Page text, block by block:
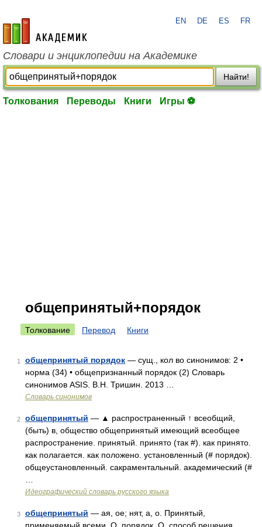
academic.ru
EN DE ES FR
Словари и энциклопедии на Академике
Найти!
Толкования Переводы Книги Игры ⚽
общепринятый+порядок
Толкование Перевод Книги
1 общепринятый порядок — сущ., кол во синонимов: 2 •
норма (34) • общепризнанный порядок (2) Словарь
синонимов ASIS. В.Н. Тришин. 2013 …
Словарь синонимов
2 общепринятый — ▲ распространенный ↑ всеобщий,
(быть) в, общество общепринятый имеющий всеобщее
распространение. принятый. принято (так #). как принято.
как полагается. как положено. установленный (# порядок).
общеустановленный. сакраментальный. академический (#
Идеографический словарь русского языка
3 общепринятый — ая, ое; нят, а, о. Принятый,